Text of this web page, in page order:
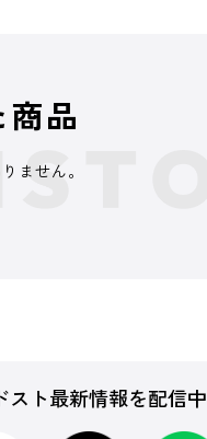
品
ません。
スト最新情報を配信中